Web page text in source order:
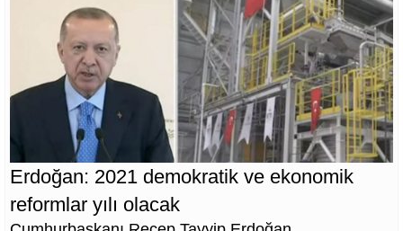
Erdoğan: 2021 demokratik ve ekonomik
reformlar yılı olacak